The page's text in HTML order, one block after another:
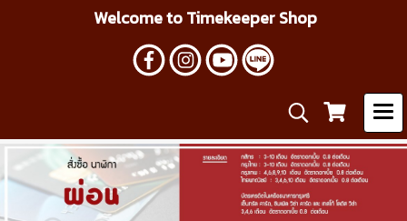
Welcome to Timekeeper Shop